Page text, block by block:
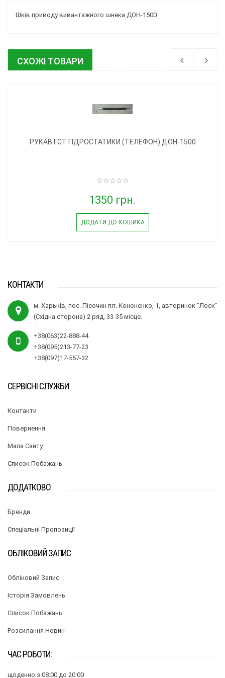
Шків приводу вивантажного шнека ДОН-1500
СХОЖІ ТОВАРИ
РУКАВ ГСТ ГІДРОСТАТИКИ (ТЕЛЕФОН) ДОН-1500
1350 грн.
ДОДАТИ ДО КОШИКА
КОНТАКТИ
м. Харьків, пос. Пісочин пл. Кононенко, 1, авторинок "Лоск"
(Східна сторона) 2 ряд, 33-35 місце.
+38(063)22-888-44
+38(095)213-77-23
+38(097)17-557-32
СЕРВІСНІ СЛУЖБИ
Контакти
Повернення
Мапа Сайту
Список Побажань
ДОДАТКОВО
Бренди
Спеціальні Пропозиції
ОБЛІКОВИЙ ЗАПИС
Обліковий Запис
Історія Замовлень
Список Побажань
Розсилання Новин
ЧАС РОБОТИ:
щоденно з 08:00 до 20:00